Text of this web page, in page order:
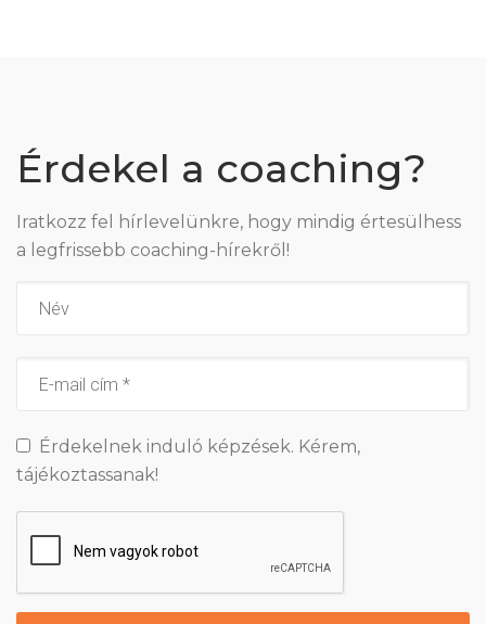
Érdekel a coaching?
Iratkozz fel hírlevelünkre, hogy mindig értesülhess
a legfrissebb coaching-hírekről!
Érdekelnek induló képzések. Kérem,
tájékoztassanak!